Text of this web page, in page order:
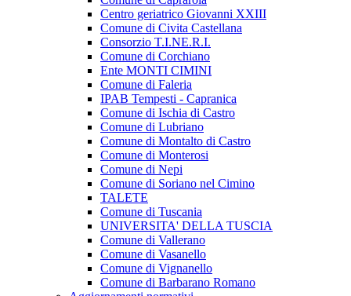
Centro geriatrico Giovanni XXIII
Comune di Civita Castellana
Consorzio T.I.NE.R.I.
Comune di Corchiano
Ente MONTI CIMINI
Comune di Faleria
IPAB Tempesti - Capranica
Comune di Ischia di Castro
Comune di Lubriano
Comune di Montalto di Castro
Comune di Monterosi
Comune di Nepi
Comune di Soriano nel Cimino
TALETE
Comune di Tuscania
UNIVERSITA' DELLA TUSCIA
Comune di Vallerano
Comune di Vasanello
Comune di Vignanello
Comune di Barbarano Romano